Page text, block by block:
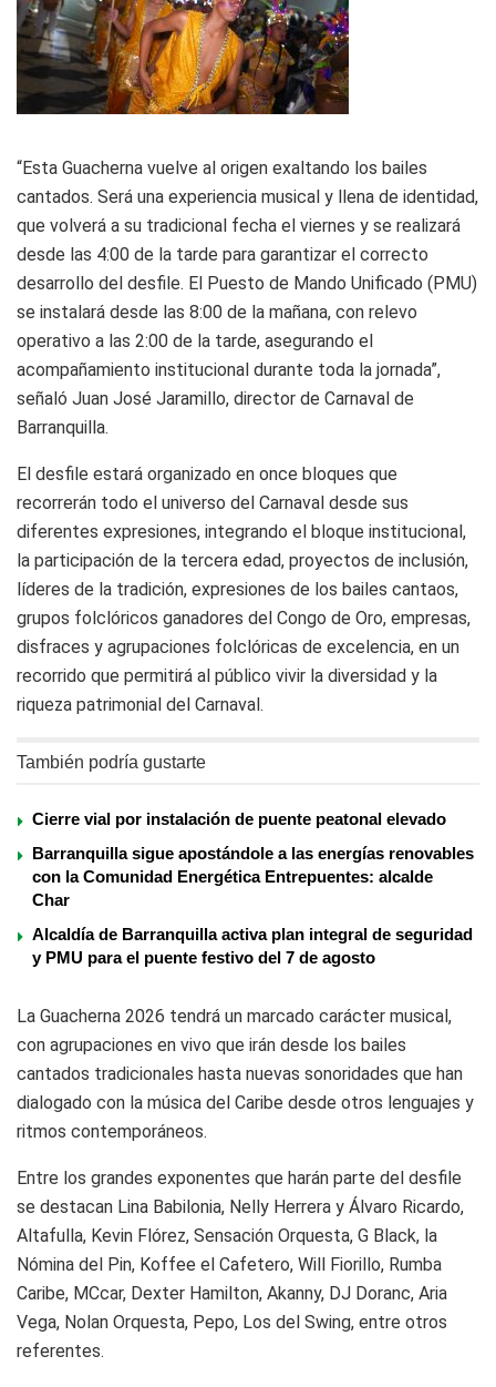
“Esta Guacherna vuelve al origen exaltando los bailes
cantados. Será una experiencia musical y llena de identidad,
que volverá a su tradicional fecha el viernes y se realizará
desde las 4:00 de la tarde para garantizar el correcto
desarrollo del desfile. El Puesto de Mando Unificado (PMU)
se instalará desde las 8:00 de la mañana, con relevo
operativo a las 2:00 de la tarde, asegurando el
acompañamiento institucional durante toda la jornada”,
señaló Juan José Jaramillo, director de Carnaval de
Barranquilla.
El desfile estará organizado en once bloques que
recorrerán todo el universo del Carnaval desde sus
diferentes expresiones, integrando el bloque institucional,
la participación de la tercera edad, proyectos de inclusión,
líderes de la tradición, expresiones de los bailes cantaos,
grupos folclóricos ganadores del Congo de Oro, empresas,
disfraces y agrupaciones folclóricas de excelencia, en un
recorrido que permitirá al público vivir la diversidad y la
riqueza patrimonial del Carnaval.
También podría gustarte
Cierre vial por instalación de puente peatonal elevado
Barranquilla sigue apostándole a las energías renovables
con la Comunidad Energética Entrepuentes: alcalde
Char
Alcaldía de Barranquilla activa plan integral de seguridad
y PMU para el puente festivo del 7 de agosto
La Guacherna 2026 tendrá un marcado carácter musical,
con agrupaciones en vivo que irán desde los bailes
cantados tradicionales hasta nuevas sonoridades que han
dialogado con la música del Caribe desde otros lenguajes y
ritmos contemporáneos.
Entre los grandes exponentes que harán parte del desfile
se destacan Lina Babilonia, Nelly Herrera y Álvaro Ricardo,
Altafulla, Kevin Flórez, Sensación Orquesta, G Black, la
Nómina del Pin, Koffee el Cafetero, Will Fiorillo, Rumba
Caribe, MCcar, Dexter Hamilton, Akanny, DJ Doranc, Aria
Vega, Nolan Orquesta, Pepo, Los del Swing, entre otros
referentes.